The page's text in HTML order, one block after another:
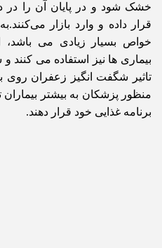
خشک شود و در پایان آن را
قرار داده و وارد بازار
خواص بسیار زیادی می باشد،
بیماری ها نیز استفاده می
تاثیر شگفت انگیز زعفران روی
منظور پزشکان به بیشتر
برنامه غذایی خود قرار دهند.